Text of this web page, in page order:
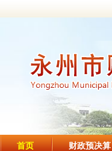
首页 财政预决算